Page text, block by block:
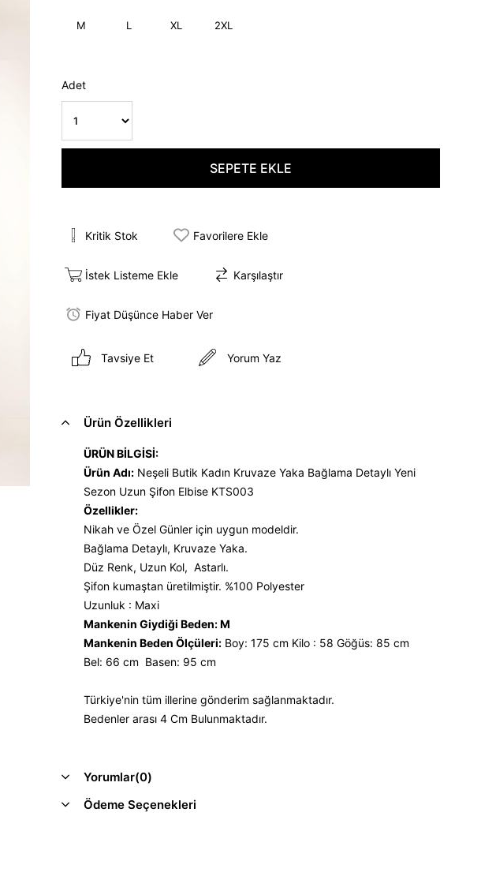
M L XL 2XL
Adet
Kritik Stok Favorilere Ekle
İstek Listeme Ekle Karşılaştır
Fiyat Düşünce Haber Ver
Tavsiye Et Yorum Yaz
Ürün Özellikleri
ÜRÜN BİLGİSİ:
Ürün Adı: Neşeli Butik Kadın Kruvaze Yaka Bağlama Detaylı Yeni
Sezon Uzun Şifon Elbise KTS003
Özellikler:
Nikah ve Özel Günler için uygun modeldir.
Bağlama Detaylı, Kruvaze Yaka.
Düz Renk, Uzun Kol, Astarlı.
Şifon kumaştan üretilmiştir. %100 Polyester
Uzunluk : Maxi
Mankenin Giydiği Beden: M
Mankenin Beden Ölçüleri: Boy: 175 cm Kilo : 58 Göğüs: 85 cm
Bel: 66 cm Basen: 95 cm
Türkiye'nin tüm illerine gönderim sağlanmaktadır.
Bedenler arası 4 Cm Bulunmaktadır.
Yorumlar(0)
Ödeme Seçenekleri